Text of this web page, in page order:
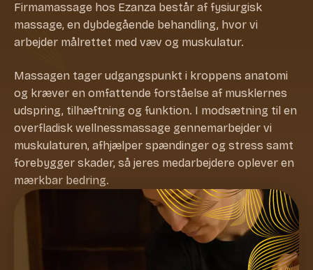
Firmamassage hos Ezanza består af fysiurgisk
massage, en dybdegående behandling, hvor vi
arbejder målrettet med væv og muskulatur.
Massagen tager udgangspunkt i kroppens anatomi
og kræver en omfattende forståelse af musklernes
udspring, tilhæftning og funktion. I modsætning til en
overfladisk wellnessmassage gennemarbejder vi
muskulaturen, afhjælper spændinger og stress samt
forebygger skader, så jeres medarbejdere oplever en
mærkbar bedring.